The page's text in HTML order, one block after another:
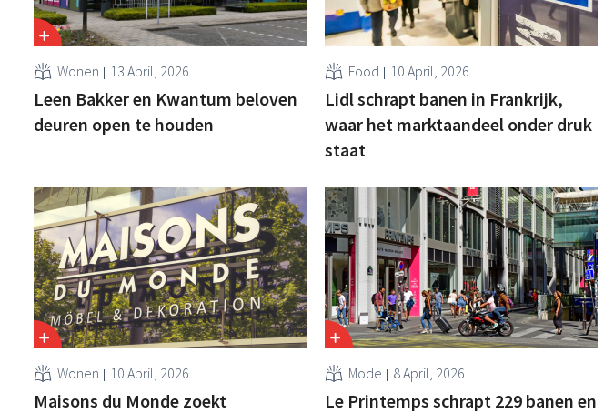
Wonen 13 April, 2026
Leen Bakker en Kwantum beloven
deuren open te houden
Food 10 April, 2026
Lidl schrapt banen in Frankrijk,
waar het marktaandeel onder druk
staat
Wonen 10 April, 2026
Maisons du Monde zoekt
Mode 8 April, 2026
Le Printemps schrapt 229 banen en